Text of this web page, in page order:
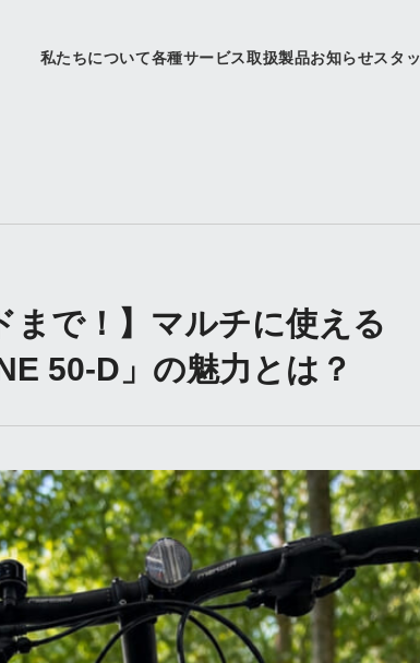
私たちについて各種サービス取扱製品お知らせスタ
まで！】マルチに使える
50-D」の魅力とは？